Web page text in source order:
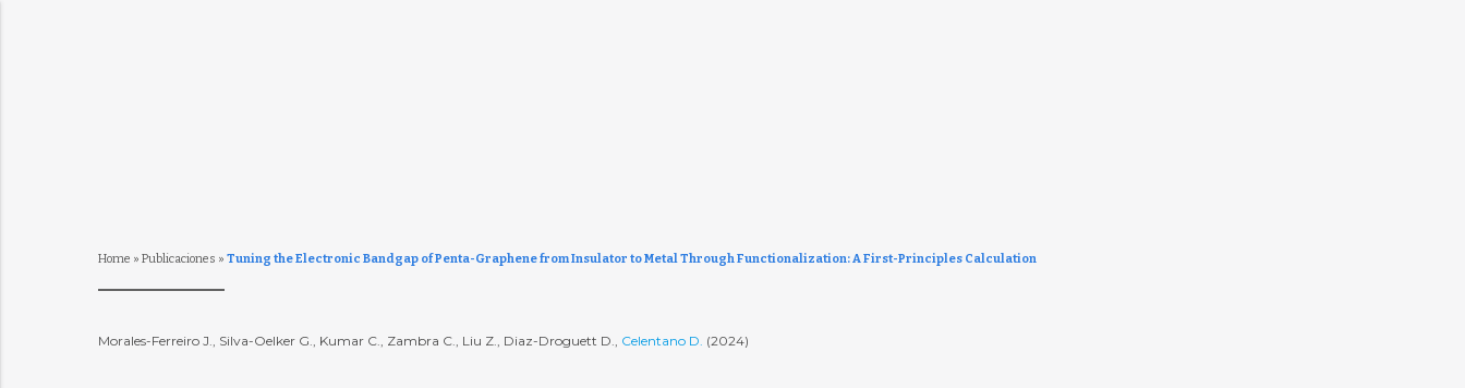
Home » Publicaciones » Tuning the Electronic Bandgap of Penta-Graphene from Insulator to Metal Through Functionalization: A First-Principles Calculation
Morales-Ferreiro J., Silva-Oelker G., Kumar C., Zambra C., Liu Z., Diaz-Droguett D., Celentano D. (2024)